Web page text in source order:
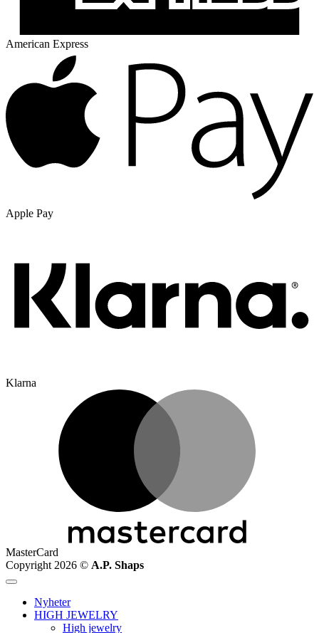
American Express
Apple Pay
Klarna
MasterCard
Copyright 2026 © A.P. Shaps
Nyheter
HIGH JEWELRY
High jewelry